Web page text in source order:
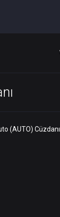
(AUTO) Cüzdanı